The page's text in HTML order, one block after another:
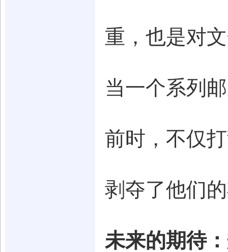
重，也是对
当一个系列
前时，不仅
剥夺了他们
未来的期待